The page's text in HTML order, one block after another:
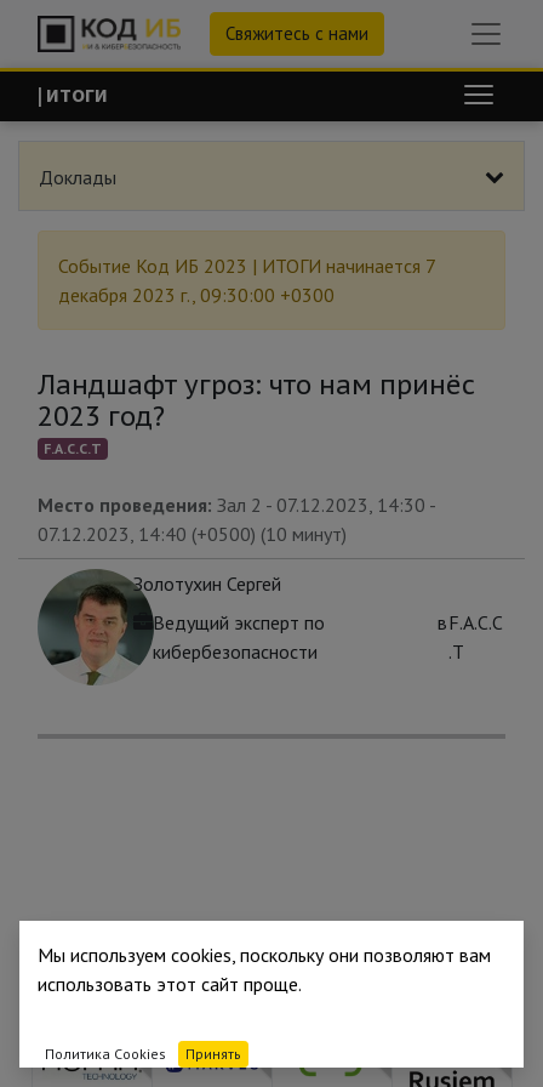
Свяжитесь с нами
| ИТОГИ
Доклады
Событие Код ИБ 2023 | ИТОГИ начинается 7
декабря 2023 г., 09:30:00 +0300
Ландшафт угроз: что нам принёс
2023 год?
F.A.С.С.T
Место проведения: Зал 2 - 07.12.2023, 14:30 -
07.12.2023, 14:40 (+0500) (10 минут)
Золотухин Сергей
Ведущий эксперт по
кибербезопасности
вF.A.С.С
.T
Партнёр
Мы используем cookies, поскольку они позволяют вам
использовать этот сайт проще.
Политика Cookies Принять